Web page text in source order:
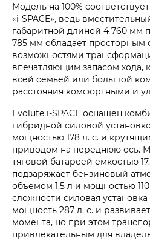
Модель на 100%
«i‑SPACE», ведь
габаритной длиной 4 760 мм
785 мм обладает
возможностями
впечатляющим запасом хода,
всей семьей или большой
расстояния комфортными и
Evolute i‑SPACE оснащен
гибридной силовой
мощностью 178 л. с. и
приводом на переднюю ось.
тяговой батареей емкостью
подзаряжает бензиновый
объемом 1,5 л и мощностью
сложности силовая
мощность 287 л. с. и
момента, но при этом
привлекательным для